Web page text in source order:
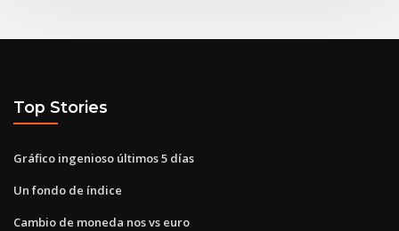
Top Stories
Gráfico ingenioso últimos 5 días
Un fondo de índice
Cambio de moneda nos vs euro